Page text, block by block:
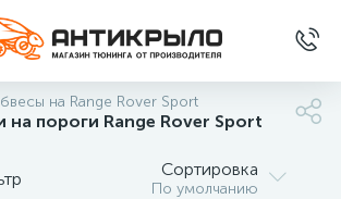
на Range Rover Sport
на пороги Range Rover Sport
Сортировка
По умолчанию